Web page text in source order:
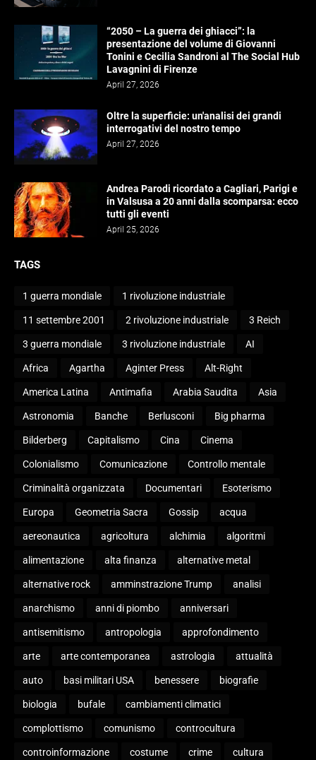
“2050 – La guerra dei ghiacci”: la
presentazione del volume di Giovanni
Tonini e Cecilia Sandroni al The Social Hub
Lavagnini di Firenze
April 27, 2026
Oltre la superficie: un'analisi dei grandi
interrogativi del nostro tempo
April 27, 2026
Andrea Parodi ricordato a Cagliari, Parigi e
in Valsusa a 20 anni dalla scomparsa: ecco
tutti gli eventi
April 25, 2026
TAGS
1 guerra mondiale 1 rivoluzione industriale
11 settembre 2001 2 rivoluzione industriale 3 Reich
3 guerra mondiale 3 rivoluzione industriale AI
Africa Agartha Aginter Press Alt-Right
America Latina Antimafia Arabia Saudita Asia
Astronomia Banche Berlusconi Big pharma
Bilderberg Capitalismo Cina Cinema
Colonialismo Comunicazione Controllo mentale
Criminalità organizzata Documentari Esoterismo
Europa Geometria Sacra Gossip acqua
aereonautica agricoltura alchimia algoritmi
alimentazione alta finanza alternative metal
alternative rock amminstrazione Trump analisi
anarchismo anni di piombo anniversari
antisemitismo antropologia approfondimento
arte arte contemporanea astrologia attualità
auto basi militari USA benessere biografie
biologia bufale cambiamenti climatici
complottismo comunismo controcultura
controinformazione costume crime cultura